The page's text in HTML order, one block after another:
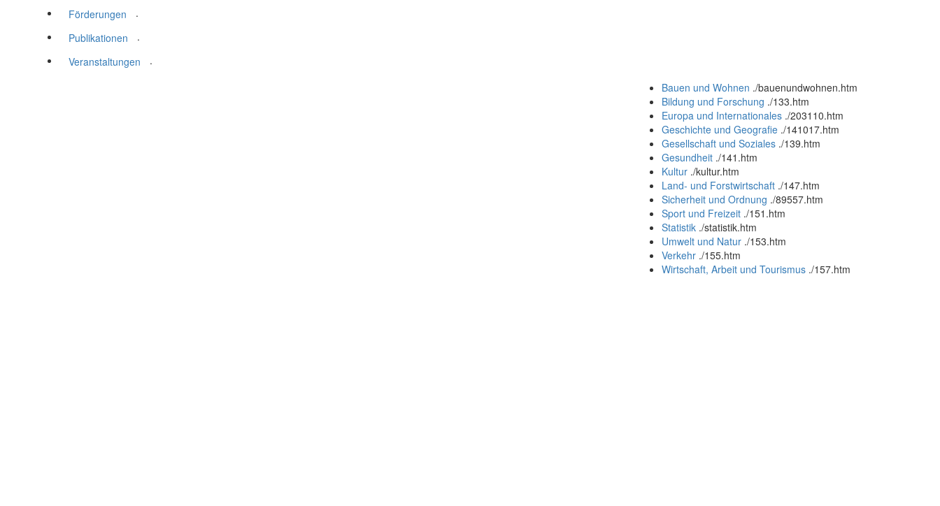
Förderungen
.
Publikationen
.
Veranstaltungen
.
Bauen und Wohnen ./bauenundwohnen.htm
Bildung und Forschung ./133.htm
Europa und Internationales ./203110.htm
Geschichte und Geografie ./141017.htm
Gesellschaft und Soziales ./139.htm
Gesundheit ./141.htm
Kultur ./kultur.htm
Land- und Forstwirtschaft ./147.htm
Sicherheit und Ordnung ./89557.htm
Sport und Freizeit ./151.htm
Statistik ./statistik.htm
Umwelt und Natur ./153.htm
Verkehr ./155.htm
Wirtschaft, Arbeit und Tourismus ./157.htm